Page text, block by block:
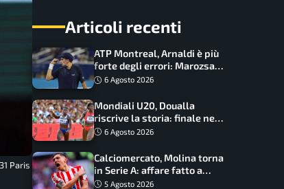
Paris
Articoli recenti
ATP Montreal, Arnaldi è più
forte degli errori: Marozsan
piegato dopo oltre due ore
6 Agosto 2026
Mondiali U20, Doualla
riscrive la storia: finale nei
100 metri dopo trent’anni
6 Agosto 2026
Calciomercato, Molina torna
in Serie A: affare fatto a
cifre sorprendenti
5 Agosto 2026